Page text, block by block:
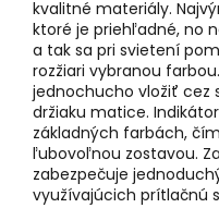
kvalitné materiály.
ktoré je priehľadné, no
a tak sa pri svietení
rozžiari vybranou
jednochucho vložiť cez
držiaku matice.
základných farbách,
ľubovoľnou zostavou.
zabezpečuje
využívajúcich prítlačnú